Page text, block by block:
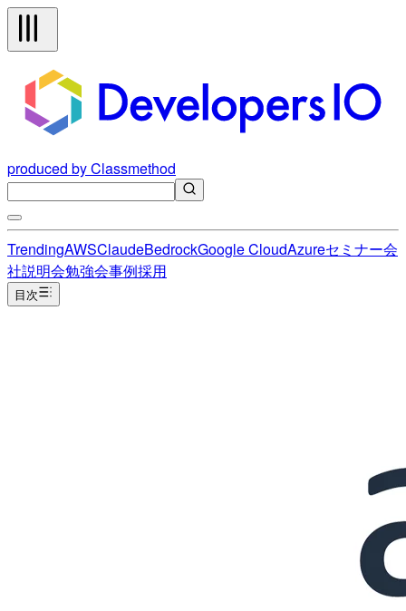
produced by Classmethod
TrendingAWSClaudeBedrockGoogle CloudAzureセミナー会
社説明会勉強会事例採用
目次